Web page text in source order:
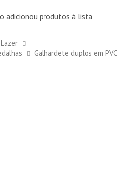
adicionou produtos à lista
Galhardete duplos em PVC